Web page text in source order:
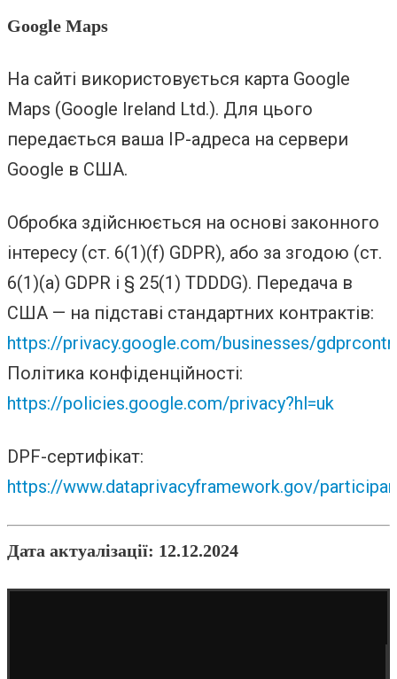
Google Maps
На сайті використовується карта Google
Maps (Google Ireland Ltd.). Для цього
передається ваша IP-адреса на сервери
Google в США.
Обробка здійснюється на основі законного
інтересу (ст. 6(1)(f) GDPR), або за згодою (ст.
6(1)(a) GDPR і § 25(1) TDDDG). Передача в
США — на підставі стандартних контрактів:
https://privacy.google.com/businesses/
Політика конфіденційності:
https://policies.google.com/privacy?hl=uk
DPF-сертифікат:
https://www.dataprivacyframework.gov/
Дата актуалізації: 12.12.2024